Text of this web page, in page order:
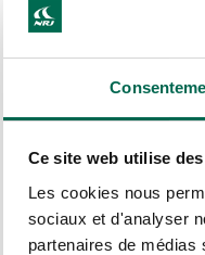
Ce site web utilise
Les cookies nous
sociaux et d'analyser
partenaires de